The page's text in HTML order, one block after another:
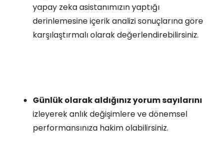
yapay zeka asistanımızın yaptığı
derinlemesine içerik analizi sonuçlarına göre
karşılaştırmalı olarak değerlendirebilirsiniz.
Günlük olarak aldığınız yorum sayılarını
izleyerek anlık değişimlere ve dönemsel
performansınıza hakim olabilirsiniz.